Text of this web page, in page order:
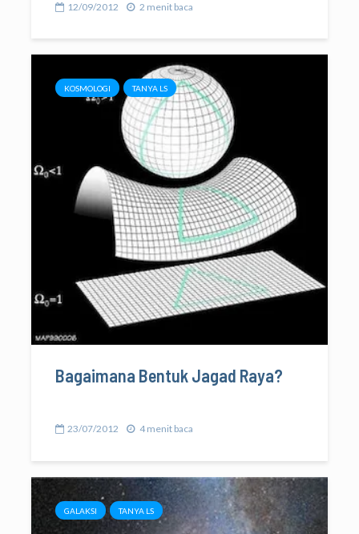
12/09/2012 2 menit baca
KOSMOLOGI TANYA LS
Bagaimana Bentuk Jagad Raya?
23/07/2012 4 menit baca
GALAKSI TANYA LS